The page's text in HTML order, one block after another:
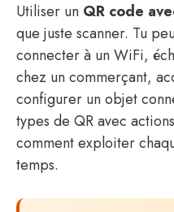
Utiliser un QR code
que juste scanner. Tu
connecter à un WiFi,
chez un commerçant,
configurer un objet
types de QR avec
comment exploiter
temps.